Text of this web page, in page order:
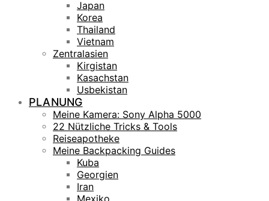
Japan
Korea
Thailand
Vietnam
Zentralasien
Kirgistan
Kasachstan
Usbekistan
PLANUNG
Meine Kamera: Sony Alpha 5000
22 Nützliche Tricks & Tools
Reiseapotheke
Meine Backpacking Guides
Kuba
Georgien
Iran
Mexiko